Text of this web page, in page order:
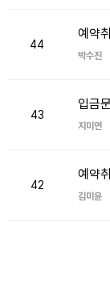
44
예약
박수진
43
입금
지미연
42
예약
김미윤